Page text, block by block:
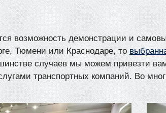
возможность демонстрации и
Тюмени или Краснодаре, то
случаев мы можем привезти
транспортных компаний. Во